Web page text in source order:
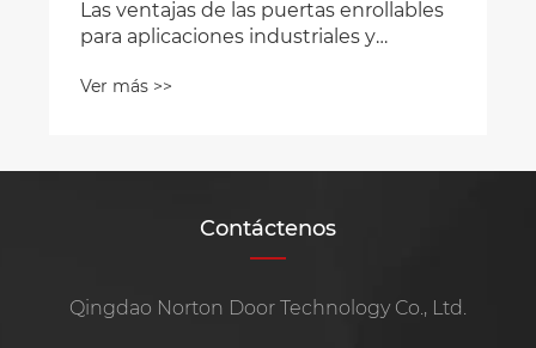
Contáctenos
Qingdao Norton Door Technology Co., Ltd.